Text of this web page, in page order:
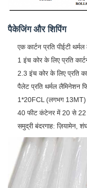
पैकेजिंग और शिपिंग
एक कार्टन प्रति पीईटी
1 इंच कोर के लिए प्रति
2.3 इंच कोर के लिए प्रति
पैलेट प्रति थर्मल लैमिनेशन
1*20FCL (लगभग
40 फीट कंटेनर में 20 से
समुद्री बंदरगाह: ज़ियामेन,